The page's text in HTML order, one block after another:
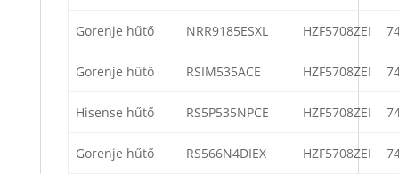
Gorenje hűtő NRR9185ESXL HZF5708ZEI
Gorenje hűtő RSIM535ACE HZF5708ZEI
Hisense hűtő RS5P535NPCE HZF5708ZEI
Gorenje hűtő RS566N4DIEX HZF5708ZEI